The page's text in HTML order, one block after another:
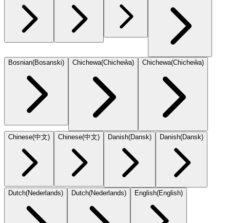
Bosnian(Bosanski) Chichewa(Chicheŵa) Chichewa(Chicheŵa)
Chinese(中文) Chinese(中文) Danish(Dansk) Danish(Dansk)
Dutch(Nederlands) Dutch(Nederlands) English(English)